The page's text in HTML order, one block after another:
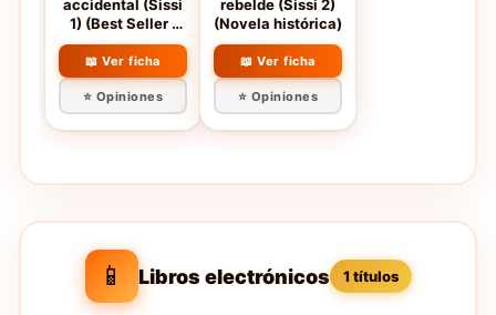
accidental (Sissi
1) (Best Seller |
Ficción)
📖 Ver ficha
⭐ Opiniones
rebelde (Sissi 2)
(Novela histórica)
📖 Ver ficha
⭐ Opiniones
📱 Libros electrónicos 1 títulos